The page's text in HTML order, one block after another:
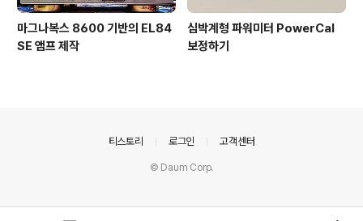
마그나복스 8600 기반의 EL84
SE 앰프 제작
심박계형 파워미터 PowerCal
보정하기
티스토리 로그인 고객센터
© Daum Corp.